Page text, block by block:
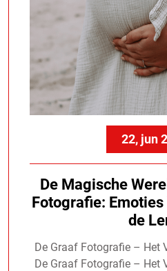
22, jun
De Magische
Fotografie:
de
De Graaf Fotografie – Het
De Graaf Fotografie – Het